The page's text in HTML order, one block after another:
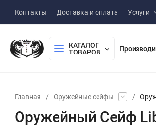
Контакты Доставка и оплата Услуги
КАТАЛОГ
ТОВАРОВ
Главная / Оружейные сейфы /
Оружейный Сейф